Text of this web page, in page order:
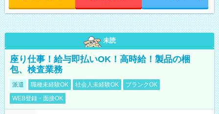
未読
座り仕事！給与即払いOK！高時給！製品の梱
包、検査業務
派遣 職種未経験OK 社会人未経験OK
ブランクOK
WEB登録・面接OK